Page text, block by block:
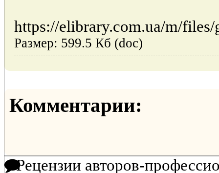
https://elibrary.com.ua/m/
Размер: 599.5 Кб (doc)
Комментарии:
Рецензии авторов-